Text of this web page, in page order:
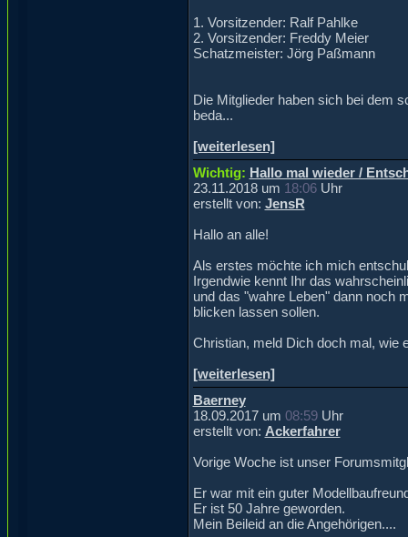
1. Vorsitzender: Ralf Pahlke
2. Vorsitzender: Freddy Meier
Schatzmeister: Jörg Paßmann
Die Mitglieder haben sich bei dem
beda...
[weiterlesen]
Wichtig: Hallo mal wieder /
23.11.2018 um 18:06Uhr
erstellt von: JensR
Hallo an alle!
Als erstes möchte ich mich
Irgendwie kennt Ihr das
und das "wahre Leben" dann noch
blicken lassen sollen.
Christian, meld Dich doch mal, wie
[weiterlesen]
Baerney
18.09.2017 um 08:59Uhr
erstellt von: Ackerfahrer
Vorige Woche ist unser
Er war mit ein guter
Er ist 50 Jahre geworden.
Mein Beileid an die Angehörigen....